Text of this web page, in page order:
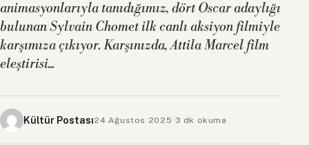
animasyonlarıyla tanıdığımız, dört Oscar adaylığı
bulunan Sylvain Chomet ilk canlı aksiyon filmiyle
karşımıza çıkıyor. Karşınızda, Attila Marcel film
eleştirisi...
Kültür Postası24 Ağustos 2025 · 3 dk okuma